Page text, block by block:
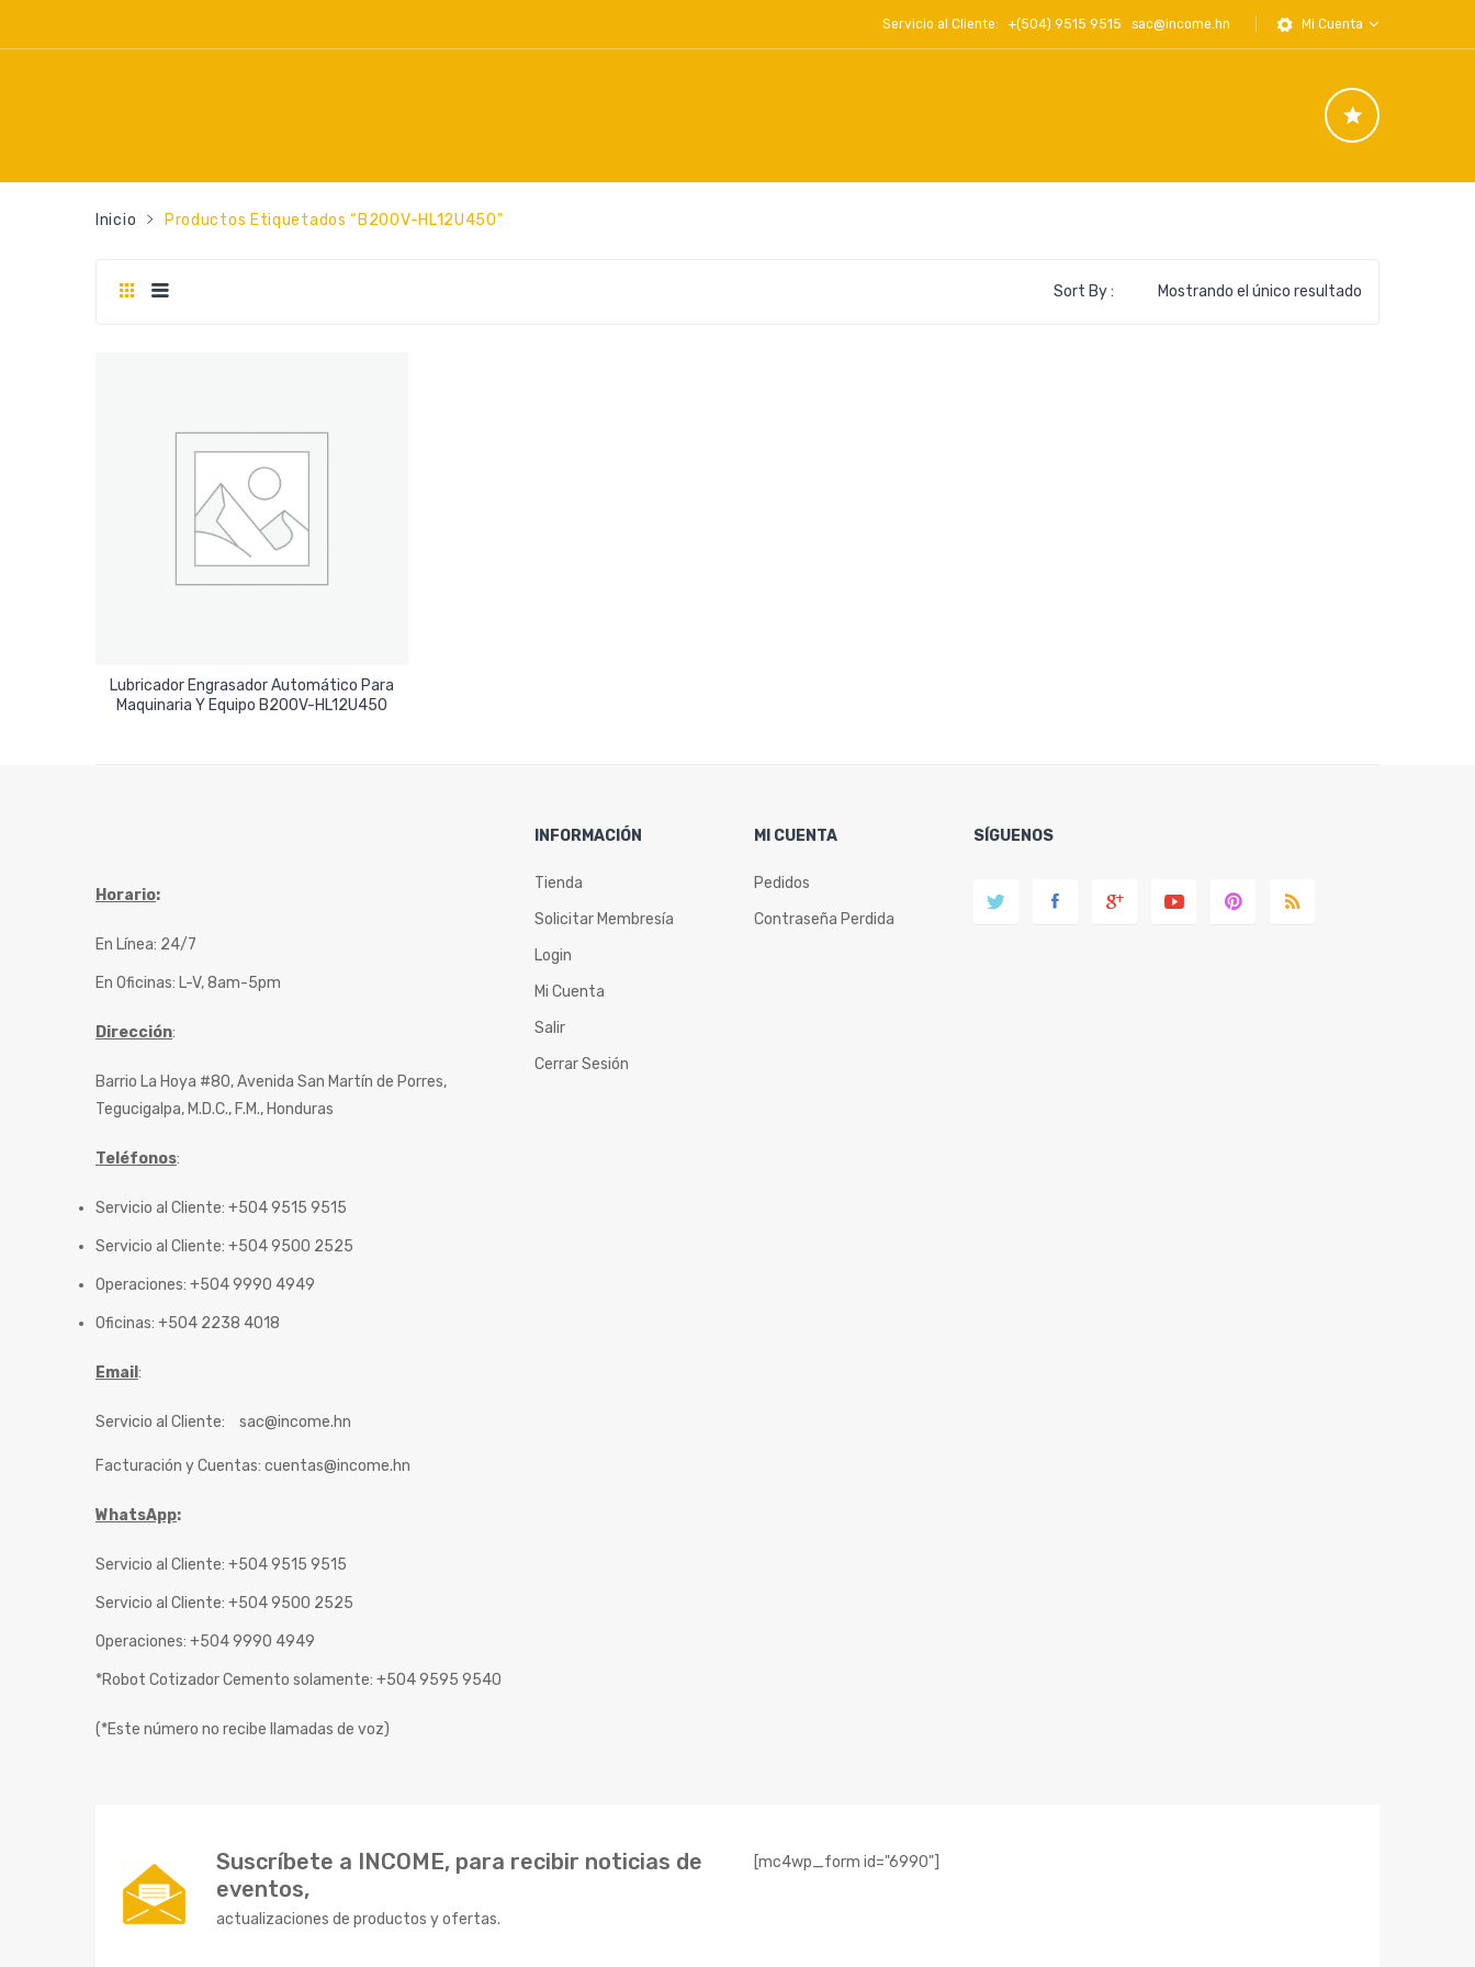
Servicio al Cliente: +(504) 9515 9515 sac@income.hn Mi Cuenta
Inicio Productos Etiquetados “B200V-HL12U450”
Mostrando el único resultado
Sort By :
Lubricador Engrasador Automático Para
Maquinaria Y Equipo B200V-HL12U450
Leer Más
Horario:
En Línea: 24/7
En Oficinas: L-V, 8am-5pm
Dirección:
Barrio La Hoya #80, Avenida San Martín de Porres,
Tegucigalpa, M.D.C., F.M., Honduras
Teléfonos:
Servicio al Cliente: +504 9515 9515
Servicio al Cliente: +504 9500 2525
Operaciones: +504 9990 4949
Oficinas: +504 2238 4018
Email :
Servicio al Cliente: sac@income.hn
Facturación y Cuentas: cuentas@income.hn
WhatsApp:
Servicio al Cliente: +504 9515 9515
Servicio al Cliente: +504 9500 2525
Operaciones: +504 9990 4949
*Robot Cotizador Cemento solamente: +504 9595 9540
(*Este número no recibe llamadas de voz)
INFORMACIÓN
Tienda
Solicitar Membresía
Login
Mi Cuenta
Salir
Cerrar Sesión
MI CUENTA
Pedidos
Contraseña Perdida
SÍGUENOS
Suscríbete a INCOME, para recibir noticias de
eventos,
actualizaciones de productos y ofertas.
[mc4wp_form id="6990"]